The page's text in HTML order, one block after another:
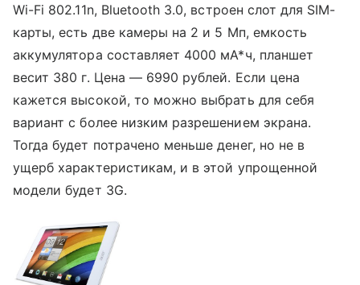
Wi-Fi 802.11n, Bluetooth 3.0, встроен слот для SIM-
карты, есть две камеры на 2 и 5 Мп, емкость
аккумулятора составляет 4000 мА*ч, планшет
весит 380 г. Цена — 6990 рублей. Если цена
кажется высокой, то можно выбрать для себя
вариант с более низким разрешением экрана.
Тогда будет потрачено меньше денег, но не в
ущерб характеристикам, и в этой упрощенной
модели будет 3G.